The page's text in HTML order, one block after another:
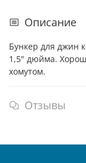
Описание
Бункер для джин
1,5" дюйма.
хомутом.
Отзывы